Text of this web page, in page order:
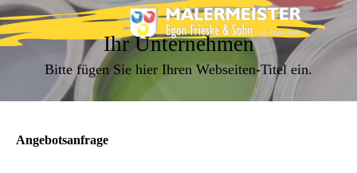
Ihr Unternehmen
Bitte fügen Sie hier Ihren Webseiten-Titel ein.
Angebotsanfrage